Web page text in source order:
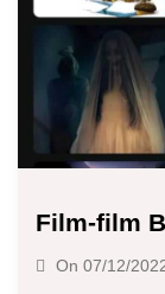
Film-film
On 07/12/